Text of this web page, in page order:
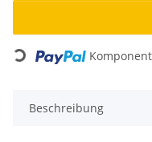
Loading...
Beschreibung